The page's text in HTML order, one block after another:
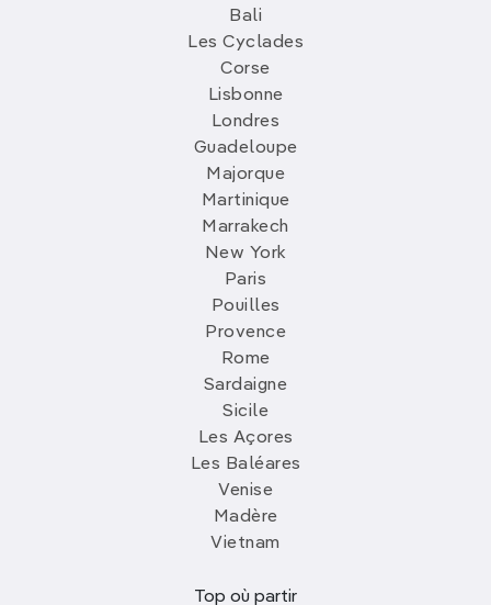
Bali
Les Cyclades
Corse
Lisbonne
Londres
Guadeloupe
Majorque
Martinique
Marrakech
New York
Paris
Pouilles
Provence
Rome
Sardaigne
Sicile
Les Açores
Les Baléares
Venise
Madère
Vietnam
Top où partir